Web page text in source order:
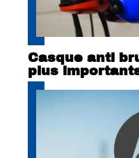
Casque anti
plus